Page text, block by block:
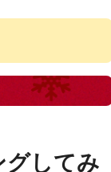
してみ